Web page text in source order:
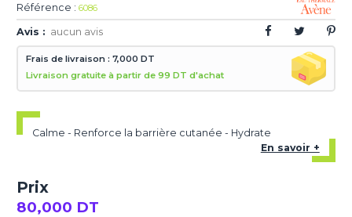
Référence : 6086
Avis : aucun avis
Frais de livraison : 7,000 DT
Livraison gratuite à partir de 99 DT d'achat
Calme - Renforce la barrière cutanée - Hydrate
En savoir +
Prix
80,000 DT